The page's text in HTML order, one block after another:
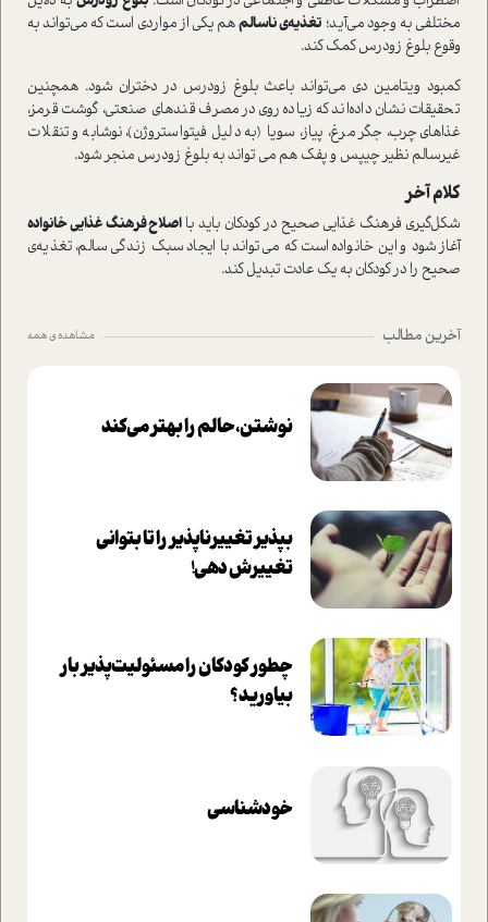
مختلفی به وجود می‌آید؛ تغذیه‌ی ناسالمهم یکی از مواردی است که می‌تواند به
وقوع بلوغ زودرس کمک کند.
کمبود ویتامین دی می‌تواند باعث بلوغ زودرس در دختران شود. همچنین
تحقیقات نشان داده‌اند که زیاده‌روی در مصرف قندهای صنعتی، گوشت قرمز،
غذاهای چرب، جگر مرغ، پیاز، سویا (به دلیل فیتواستروژن)، نوشابه و تنقلات
غیرسالم نظیر چیپس و پفک هم می تواند به بلوغ زود‌رس منجر شود.
کلام آخر
شکل‌گیری فرهنگ غذایی صحیح در کودکان باید بااصلاح فرهنگ غذایی خانواده
آغاز شود و این خانواده است که می‌تواند با ایجاد سبک زندگی سالم، تغذیه‌ی
صحیح را در کودکان به یک عادت تبدیل کند.
آخرین مطالب مشاهده ی همه
نوشتن، حالم را بهتر می‌کند
بپذير تغييرناپذير را تا بتواني
تغييرش دهي!‏
چطور کودکان را مسئولیت‌پذیر بار
بیاورید؟
خودشناسی